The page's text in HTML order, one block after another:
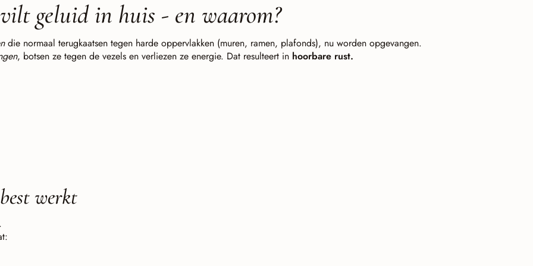
geluid in huis - en waarom?
die normaal terugkaatsen tegen harde oppervlakken (muren, ramen, plafonds), nu worden opgevangen.
, botsen ze tegen de vezels en verliezen ze energie. Dat resulteert in hoorbare rust.
werkt